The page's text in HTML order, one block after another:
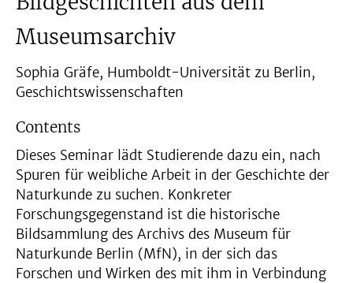
Museumsarchiv
Sophia Gräfe, Humboldt-Universität zu Berlin,
Geschichtswissenschaften
Contents
Dieses Seminar lädt Studierende dazu ein, nach
Spuren für weibliche Arbeit in der Geschichte der
Naturkunde zu suchen. Konkreter
Forschungsgegenstand ist die historische
Bildsammlung des Archivs des Museum für
Naturkunde Berlin (MfN), in der sich das
Forschen und Wirken des mit ihm in Verbindung